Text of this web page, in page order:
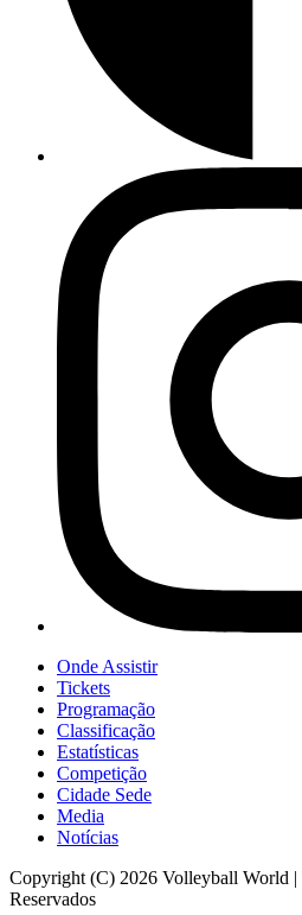
Onde Assistir
Tickets
Programação
Classificação
Estatísticas
Competição
Cidade Sede
Media
Notícias
Copyright (C) 2026 Volleyball World |
Reservados